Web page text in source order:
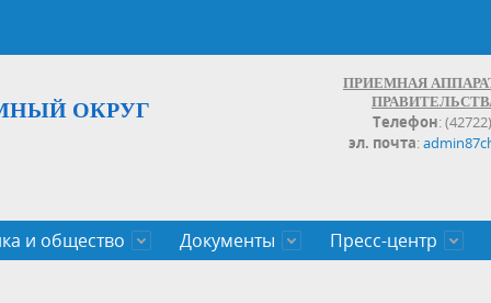
ОКРУГ
ПРИЕМНАЯ
Телефон:
эл. почта:
и общество Документы Пресс-центр